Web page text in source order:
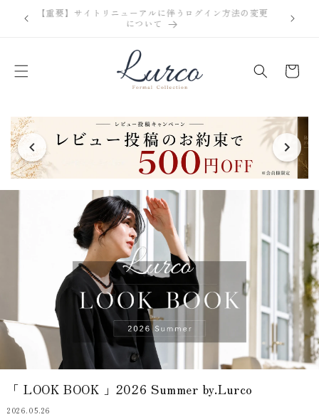
ンツに
営業日16時までのご注文は即日発送 【重要
ー
「 LOOK BOOK 」2026 Summer by.Lurco
2026.05.26